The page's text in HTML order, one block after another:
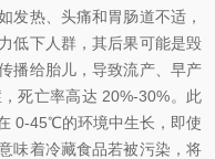
发热、头痛和胃肠道不适，
低下人群，其后果可能是毁
播给胎儿，导致流产、早产
死亡率高达 20%-30%。此
0-45℃的环境中生长，即使
味着冷藏食品若被污染，将